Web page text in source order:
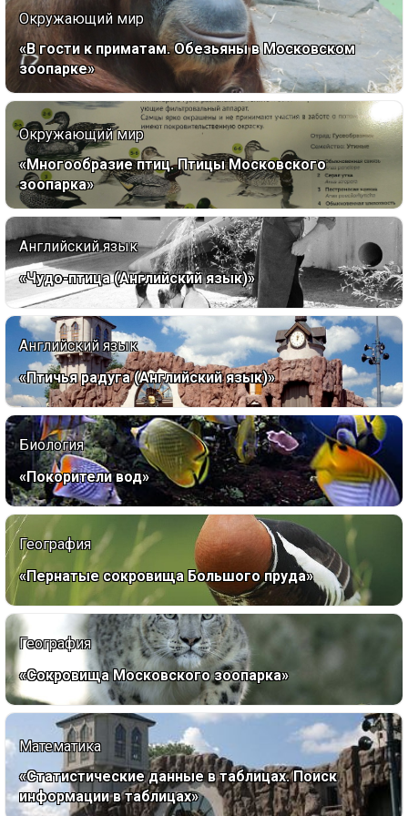
Окружающий мир
«В гости к приматам. Обезьяны в Московском
зоопарке»
Окружающий мир
«Многообразие птиц. Птицы Московского
зоопарка»
Английский язык
«Чудо-птица (Английский язык)»
Английский язык
«Птичья радуга (Английский язык)»
Биология
«Покорители вод»
География
«Пернатые сокровища Большого пруда»
География
«Сокровища Московского зоопарка»
Математика
«Статистические данные в таблицах. Поиск
информации в таблицах»